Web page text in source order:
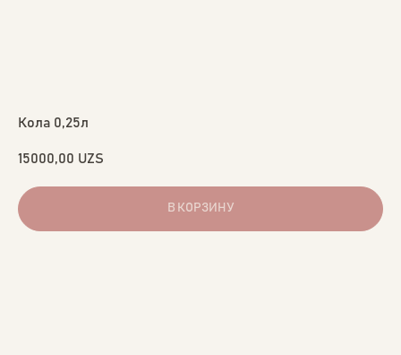
Кола 0,25л
15000,00 UZS
В КОРЗИНУ